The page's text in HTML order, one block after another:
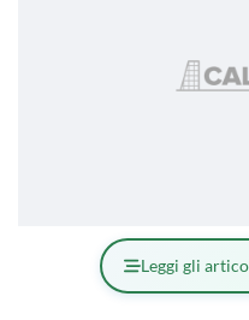
Leggi gli